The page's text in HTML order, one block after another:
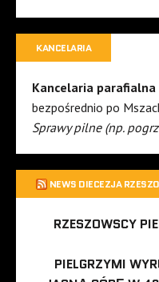
KANCELARIA
Kancelaria parafialna
bezpośrednio po
Sprawy pilne (np.
NEWS DIECEZJA
RZESZOWSCY
PIELGRZYMI